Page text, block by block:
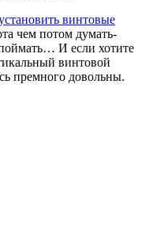
винтовые
чем потом думать-
И если хотите
винтовой
премного довольны.